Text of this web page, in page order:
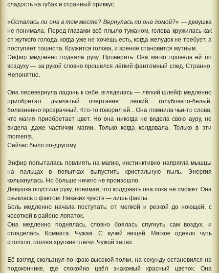
сладость на губах и странный привкус.
«Осталась ли она в том месте? Вернулась ли она домой?» — девушка
не понимала. Перед глазами всё плыло туманом, голова кружилась как
от жуткого голода, когда уже не хочешь есть, когда желудок не требует, а
поступает тошнота. Кружится голова, и зрение становится мутным.
Энфир медленно подняла руку. Проверить. Она мягко провела ей по
воздуху — за рукой словно прошёлся лёгкий фантомный след. Странно.
Непонятно.
Она перевернула ладонь к себе, вгляделась — лёгкий шлейф медленно
приобретал дымчатый очертание: лёгкий, голубовато-белый,
болезненно прозрачный. Кто-то говорил ей... Она помнила чьи-то слова,
что магия приобретает цвет. Но она никогда не видела свою ауру, не
видела даже частички магии. Только когда колдовала. Только в эти
moments.
Сейчас было по-другому.
Энфир попыталась повлиять на магию, инстинктивно напрягла мышцы
на пальцах в попытках выпустить кристальную пыль. Энергия
колыхнулась. Но больше ничего не произошло.
Девушка опустила руку, понимая, что колдовать она пока не сможет. Она
свыклась с фактом. Никаких чувств — лишь факты.
Боль медленно начала поступать: от мелкой и резкой до ноющей, с
чесоткой в районе лопаток.
Она медленно поднялась, словно боялась спугнуть сам воздух, и
огляделась. Комната. Чужая. С кучей вещей. Мягкое одеяло чуть
сползло, оголяя хрупкие плечи. Чужой запах.
Её взгляд скользнул по краю высокой полки, на секунду остановился на
подоконнике, где спокойно цвёл знакомый красный цветок. Она